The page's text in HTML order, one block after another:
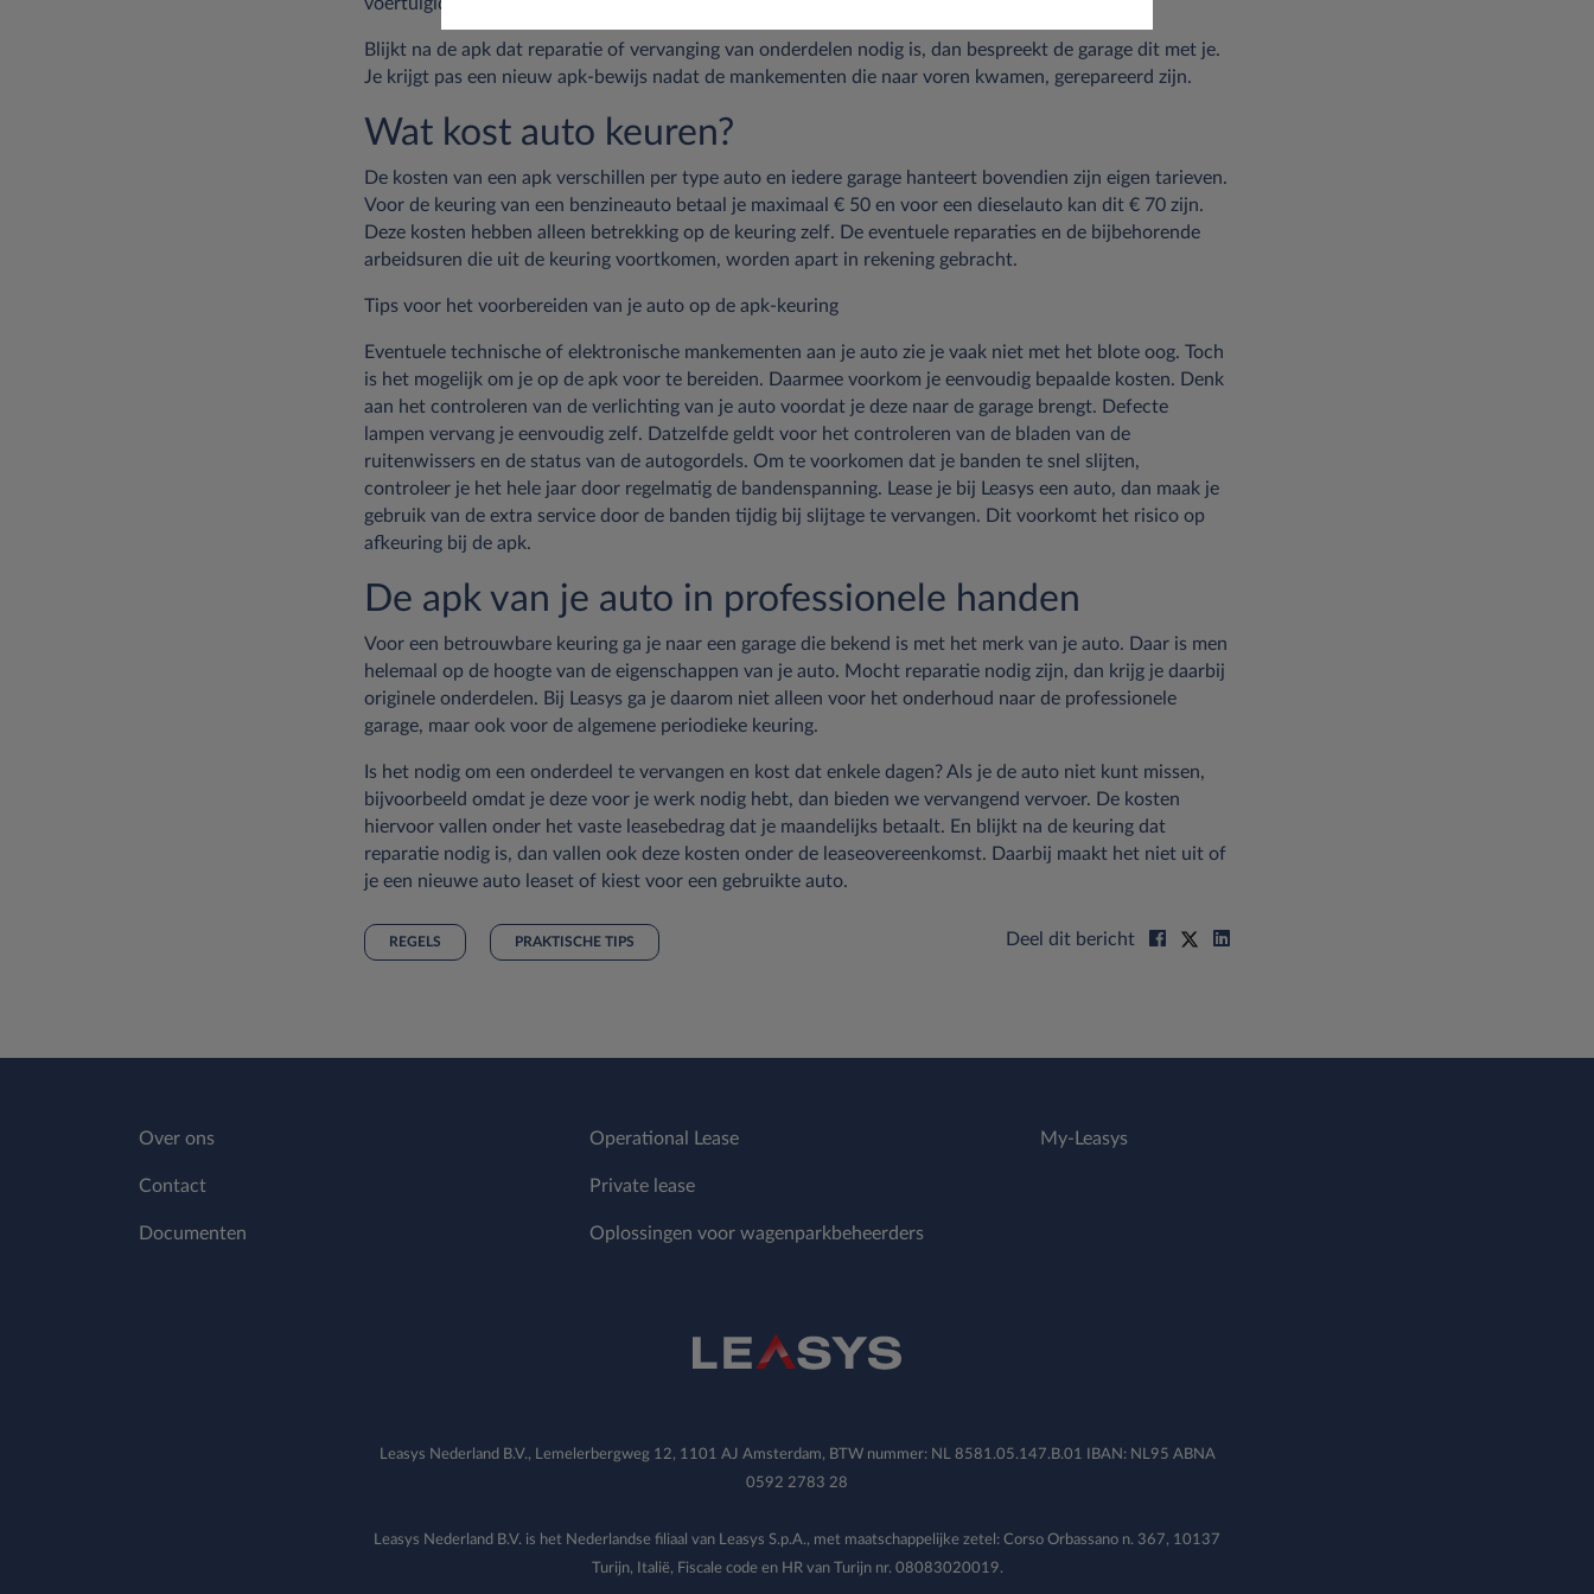
Blijkt na de apk dat reparatie of vervanging van onderdelen nodig is, dan bespreekt de garage dit met je.
Je krijgt pas een nieuw apk-bewijs nadat de mankementen die naar voren kwamen, gerepareerd zijn.
Wat kost auto keuren?
De kosten van een apk verschillen per type auto en iedere garage hanteert bovendien zijn eigen tarieven.
Voor de keuring van een benzineauto betaal je maximaal € 50 en voor een dieselauto kan dit € 70 zijn.
Deze kosten hebben alleen betrekking op de keuring zelf. De eventuele reparaties en de bijbehorende
arbeidsuren die uit de keuring voortkomen, worden apart in rekening gebracht.
Tips voor het voorbereiden van je auto op de apk-keuring
Eventuele technische of elektronische mankementen aan je auto zie je vaak niet met het blote oog. Toch
is het mogelijk om je op de apk voor te bereiden. Daarmee voorkom je eenvoudig bepaalde kosten. Denk
aan het controleren van de verlichting van je auto voordat je deze naar de garage brengt. Defecte
lampen vervang je eenvoudig zelf. Datzelfde geldt voor het controleren van de bladen van de
ruitenwissers en de status van de autogordels. Om te voorkomen dat je banden te snel slijten,
controleer je het hele jaar door regelmatig de bandenspanning. Lease je bij Leasys een auto, dan maak je
gebruik van de extra service door de banden tijdig bij slijtage te vervangen. Dit voorkomt het risico op
afkeuring bij de apk.
De apk van je auto in professionele handen
Voor een betrouwbare keuring ga je naar een garage die bekend is met het merk van je auto. Daar is men
helemaal op de hoogte van de eigenschappen van je auto. Mocht reparatie nodig zijn, dan krijg je daarbij
originele onderdelen. Bij Leasys ga je daarom niet alleen voor het onderhoud naar de professionele
garage, maar ook voor de algemene periodieke keuring.
Is het nodig om een onderdeel te vervangen en kost dat enkele dagen? Als je de auto niet kunt missen,
bijvoorbeeld omdat je deze voor je werk nodig hebt, dan bieden we vervangend vervoer. De kosten
hiervoor vallen onder het vaste leasebedrag dat je maandelijks betaalt. En blijkt na de keuring dat
reparatie nodig is, dan vallen ook deze kosten onder de leaseovereenkomst. Daarbij maakt het niet uit of
je een nieuwe auto leaset of kiest voor een gebruikte auto.
REGELS PRAKTISCHE TIPS Deel dit bericht
Over ons
Contact
Documenten
Operational Lease
Private lease
Oplossingen voor wagenparkbeheerders
My-Leasys
Leasys Nederland B.V., Lemelerbergweg 12, 1101 AJ Amsterdam, BTW nummer: NL 8581.05.147.B.01 IBAN: NL95 ABNA
0592 2783 28
Leasys Nederland B.V. is het Nederlandse filiaal van Leasys S.p.A., met maatschappelijke zetel: Corso Orbassano n. 367, 10137
Turijn, Italië, Fiscale code en HR van Turijn nr. 08083020019.